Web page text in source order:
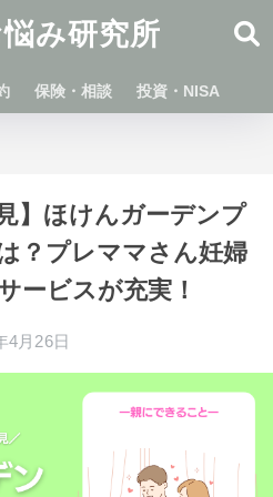
み研究所
保険・相談 投資・NISA
】ほけんガーデンプ
？プレママさん妊婦
ービスが充実！
4月26日